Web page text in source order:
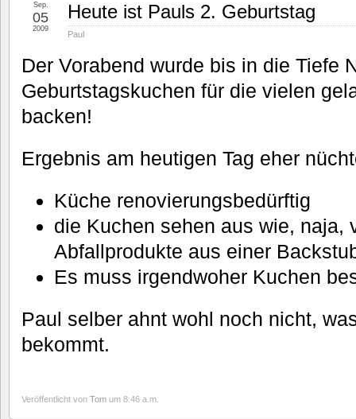
Heute ist Pauls 2. Geburtstag
Paul
Sep.
05
2009
Der Vorabend wurde bis in die Tiefe
Geburtstagskuchen für die vielen
backen!
Ergebnis am heutigen Tag eher
Küche renovierungsbedürftig
die Kuchen sehen aus wie, naja,
Abfallprodukte aus einer
Es muss irgendwoher Kuchen
Paul selber ahnt wohl noch nicht,
bekommt.
Veröffentlicht von Tom um 8:46 a.m.